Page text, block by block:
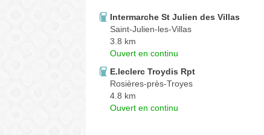
Intermarche St Julien des Villas
Saint-Julien-les-Villas
3.8 km
Ouvert en continu
E.leclerc Troydis Rpt
Rosières-près-Troyes
4.8 km
Ouvert en continu